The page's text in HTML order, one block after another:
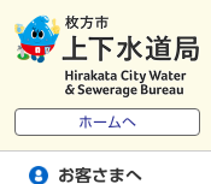
ホームへ
お客さまへ